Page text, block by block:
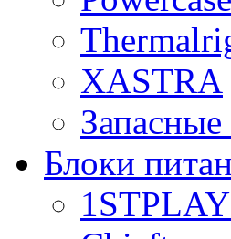
XASTRA
Запасные
Блоки